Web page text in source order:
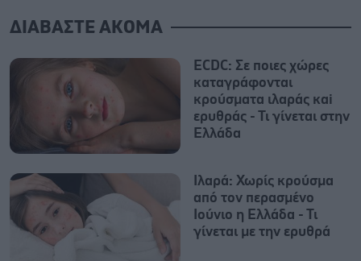
ΔΙΑΒΑΣΤΕ ΑΚΟΜΑ
ECDC: Σε ποιες χώρες
καταγράφονται
κρούσματα ιλαράς καi
ερυθράς - Τι γίνεται στην
Ελλάδα
Ιλαρά: Χωρίς κρούσμα
από τον περασμένο
Ιούνιο η Ελλάδα - Τι
γίνεται με την ερυθρά